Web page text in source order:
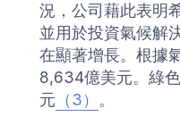
況，公司藉此表明
並用於投資氣候解
在顯著增長。根據
8,634億美元。綠
元 （3） 。